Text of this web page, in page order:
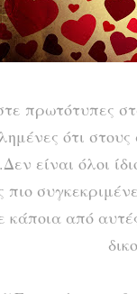
πρωτότυπες
ότι
είναι όλοι
κάποια από